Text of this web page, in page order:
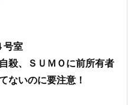
号室
殺、ＳＵＭＯに前所有者
ないのに要注意！